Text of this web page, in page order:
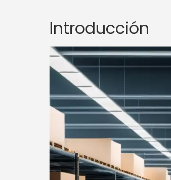
Introducción